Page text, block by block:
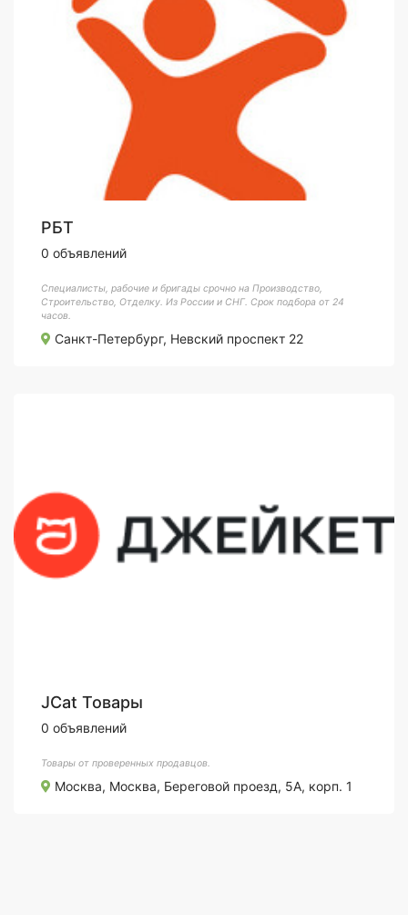
РБТ
0 объявлений
Специалисты, рабочие и бригады срочно на Производство,
Строительство, Отделку. Из России и СНГ. Срок подбора от 24
часов.
Санкт-Петербург, Невский проспект 22
JCat Товары
0 объявлений
Товары от проверенных продавцов.
Москва, Москва, Береговой проезд, 5А, корп. 1